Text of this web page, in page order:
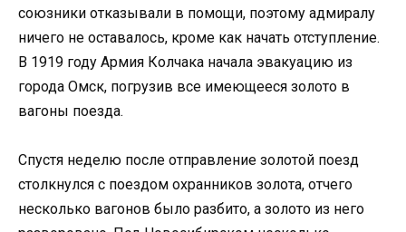
союзники отказывали в помощи, поэтому адмиралу
ничего не оставалось, кроме как начать отступление.
В 1919 году Армия Колчака начала эвакуацию из
города Омск, погрузив все имеющееся золото в
вагоны поезда.
Спустя неделю после отправление золотой поезд
столкнулся с поездом охранников золота, отчего
несколько вагонов было разбито, а золото из него